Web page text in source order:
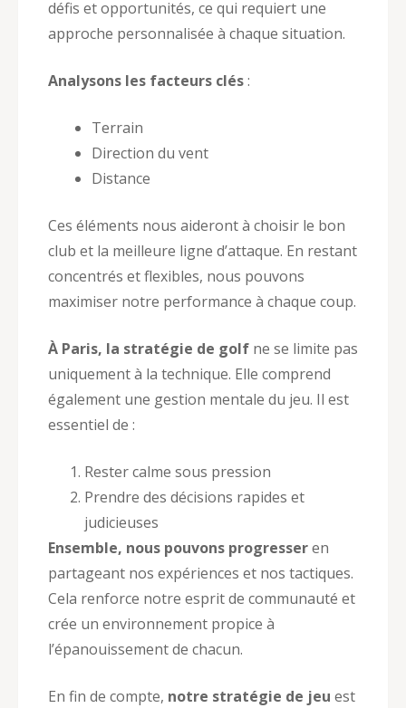
défis et opportunités, ce qui requiert une
approche personnalisée à chaque situation.
Analysons les facteurs clés:
Terrain
Direction du vent
Distance
Ces éléments nous aideront à choisir le bon
club et la meilleure ligne d’attaque. En restant
concentrés et flexibles, nous pouvons
maximiser notre performance à chaque coup.
À Paris, la stratégie de golf ne se limite pas
uniquement à la technique. Elle comprend
également une gestion mentale du jeu. Il est
essentiel de :
Rester calme sous pression
Prendre des décisions rapides et
judicieuses
Ensemble, nous pouvons progresseren
partageant nos expériences et nos tactiques.
Cela renforce notre esprit de communauté et
crée un environnement propice à
l’épanouissement de chacun.
En fin de compte, notre stratégie de jeu est